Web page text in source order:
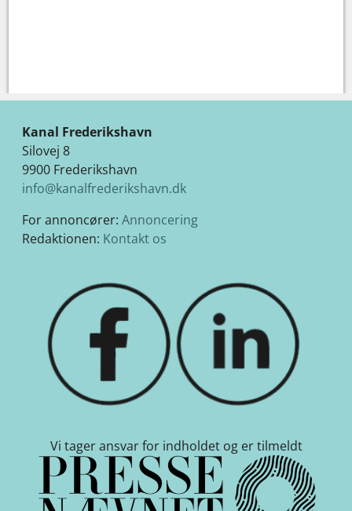
Kanal Frederikshavn
Silovej 8
9900 Frederikshavn
info@kanalfrederikshavn.dk
For annoncører: Annoncering
Redaktionen: Kontakt os
Vi tager ansvar for indholdet og er tilmeldt